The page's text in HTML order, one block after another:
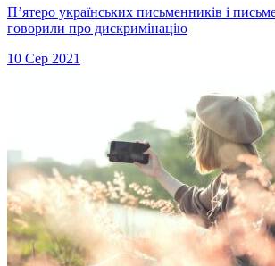
П’ятеро українських письменників і
говорили про дискримінацію
10 Сер 2021